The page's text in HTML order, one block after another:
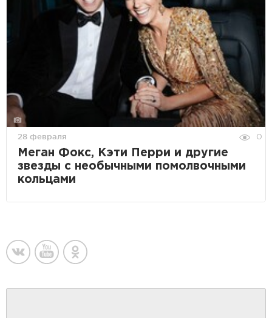
28 февраля 0
Меган Фокс, Кэти Перри и другие
звезды с необычными помолвочными
кольцами